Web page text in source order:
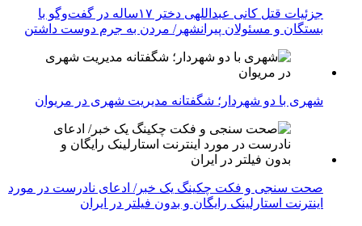
جزئیات قتل کانی عبداللهی دختر ۱۷ساله در گفت‌وگو با
بستگان و مسئولان پیرانشهر/ مردن به جرم دوست داشتن
شهری با دو شهردار؛ شگفتانه مدیریت شهری در مریوان
صحت سنجی و فکت چکینگ یک خبر/ ادعای نادرست در مورد
اینترنت استارلینک رایگان و بدون فیلتر در ایران